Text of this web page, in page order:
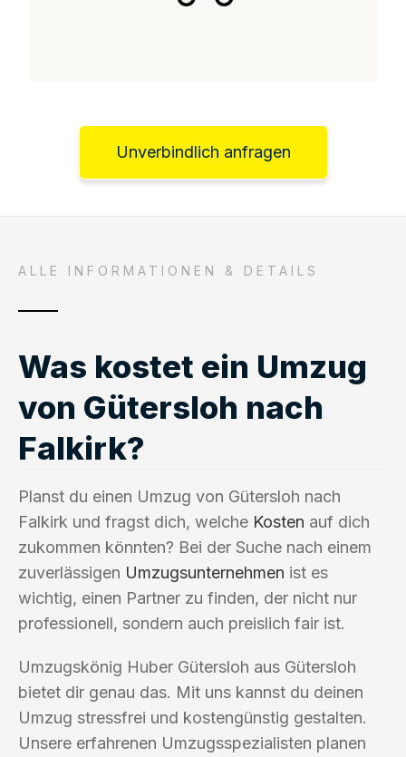
Unverbindlich anfragen
ALLE INFORMATIONEN & DETAILS
Was kostet ein Umzug
von Gütersloh nach
Falkirk?
Planst du einen Umzug von Gütersloh nach
Falkirk und fragst dich, welche Kosten auf dich
zukommen könnten? Bei der Suche nach einem
zuverlässigen Umzugsunternehmen ist es
wichtig, einen Partner zu finden, der nicht nur
professionell, sondern auch preislich fair ist.
Umzugskönig Huber Gütersloh aus Gütersloh
bietet dir genau das. Mit uns kannst du deinen
Umzug stressfrei und kostengünstig gestalten.
Unsere erfahrenen Umzugsspezialisten planen